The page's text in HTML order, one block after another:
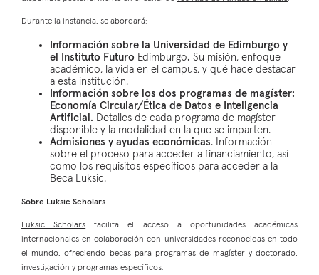
Durante la instancia, se abordará:
Información sobre la Universidad de Edimburgo y
el Instituto Futuro Edimburgo. Su misión, enfoque
académico, la vida en el campus, y qué hace destacar
a esta institución.
Información sobre los dos programas de magíster:
Economía Circular/Ética de Datos e Inteligencia
Artificial. Detalles de cada programa de magíster
disponible y la modalidad en la que se imparten.
Admisiones y ayudas económicas. Información
sobre el proceso para acceder a financiamiento, así
como los requisitos específicos para acceder a la
Beca Luksic.
Sobre Luksic Scholars
Luksic Scholars facilita el acceso a oportunidades académicas
internacionales en colaboración con universidades reconocidas en todo
el mundo, ofreciendo becas para programas de magíster y doctorado,
investigación y programas específicos.